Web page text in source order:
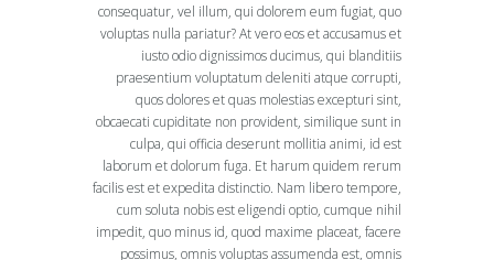
consequatur, vel illum, qui dolorem eum fugiat, quo
voluptas nulla pariatur? At vero eos et accusamus et
iusto odio dignissimos ducimus, qui blanditiis
praesentium voluptatum deleniti atque corrupti,
quos dolores et quas molestias excepturi sint,
obcaecati cupiditate non provident, similique sunt in
culpa, qui officia deserunt mollitia animi, id est
laborum et dolorum fuga. Et harum quidem rerum
facilis est et expedita distinctio. Nam libero tempore,
cum soluta nobis est eligendi optio, cumque nihil
impedit, quo minus id, quod maxime placeat, facere
possimus, omnis voluptas assumenda est, omnis